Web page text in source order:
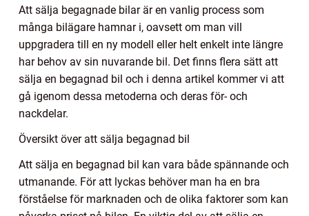
Att sälja begagnade bilar är en vanlig process som
många bilägare hamnar i, oavsett om man vill
uppgradera till en ny modell eller helt enkelt inte längre
har behov av sin nuvarande bil. Det finns flera sätt att
sälja en begagnad bil och i denna artikel kommer vi att
gå igenom dessa metoderna och deras för- och
nackdelar.
Översikt över att sälja begagnad bil
Att sälja en begagnad bil kan vara både spännande och
utmanande. För att lyckas behöver man ha en bra
förståelse för marknaden och de olika faktorer som kan